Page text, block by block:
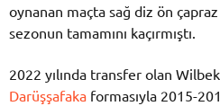
oynanan maçta sağ diz ön çapraz
sezonun tamamını kaçırmıştı.
2022 yılında transfer olan
Darüşşafaka formasıyla 2015-